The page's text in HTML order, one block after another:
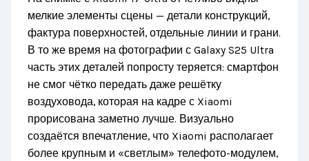
мелкие элементы сцены — детали конструкций,
фактура поверхностей, отдельные линии и грани.
В то же время на фотографии с Galaxy S25 Ultra
часть этих деталей попросту теряется: смартфон
не смог чётко передать даже решётку
воздуховода, которая на кадре с Xiaomi
прорисована заметно лучше. Визуально
создаётся впечатление, что Xiaomi располагает
более крупным и «светлым» телефото-модулем,